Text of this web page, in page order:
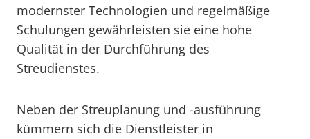
modernster Technologien und regelmäßige
Schulungen gewährleisten sie eine hohe
Qualität in der Durchführung des
Streudienstes.
Neben der Streuplanung und -ausführung
kümmern sich die Dienstleister in